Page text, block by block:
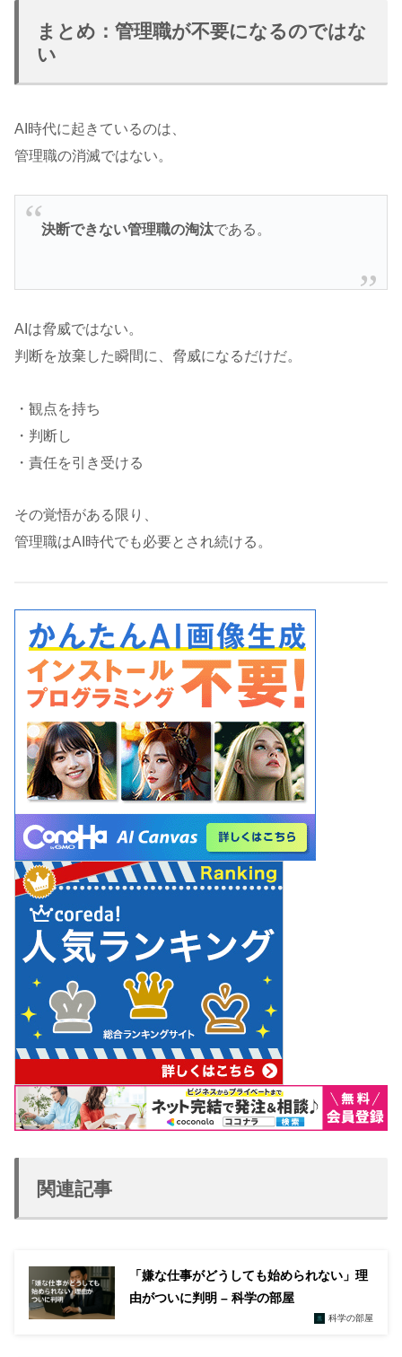
まとめ：管理職が不要になるのではな
い
AI時代に起きているのは、
管理職の消滅ではない。
決断できない管理職の淘汰である。
AIは脅威ではない。
判断を放棄した瞬間に、脅威になるだけだ。
・観点を持ち
・判断し
・責任を引き受ける
その覚悟がある限り、
管理職はAI時代でも必要とされ続ける。
関連記事
「嫌な仕事がどうしても始められない」理
由がついに判明 – 科学の部屋
科学の部屋